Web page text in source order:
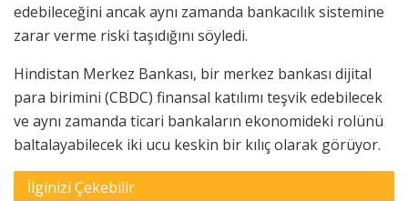
edebileceğini ancak aynı zamanda bankacılık sistemine
zarar verme riski taşıdığını söyledi.
Hindistan Merkez Bankası, bir merkez bankası dijital
para birimini (CBDC) finansal katılımı teşvik edebilecek
ve aynı zamanda ticari bankaların ekonomideki rolünü
baltalayabilecek iki ucu keskin bir kılıç olarak görüyor.
İlginizi Çekebilir